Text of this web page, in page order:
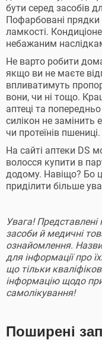
бути серед засобів
Пофарбовані прядки
ламкості.
небажаним
Не варто робити
якщо ви не маєте
впливатимуть
вони, чи ні тощо.
аптеці та
силікон не замінить
чи протеїнів пшениці.
На сайті аптеки DS
волосся купити в
додому. Навіщо? Бо
приділити більше
Увага! Представлені
засоби й медичні
ознайомлення.
для інформації про
що тільки
інформацію щодо
самолікування!
Поширені